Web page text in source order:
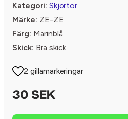
Kategori: Skjortor
Märke: ZE-ZE
Färg: Marinblå
Skick: Bra skick
2 gillamarkeringar
30 SEK